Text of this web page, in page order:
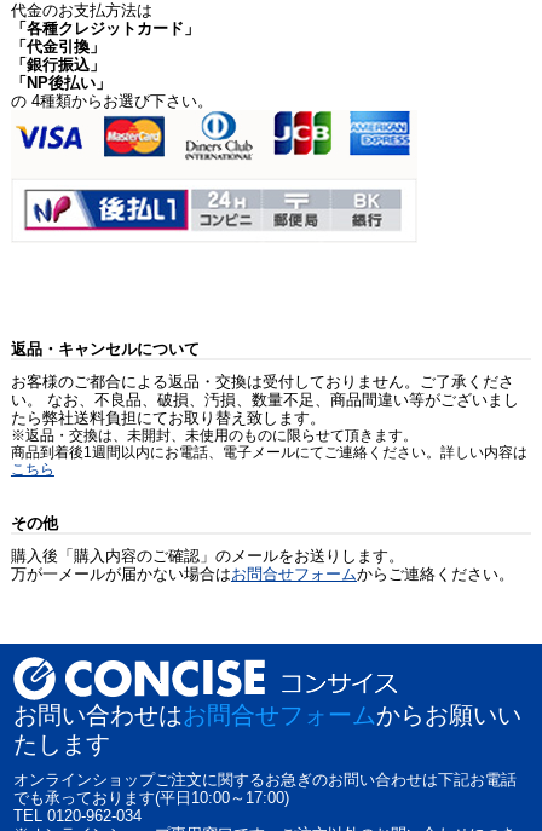
代金のお支払方法は
「各種クレジットカード」
「代金引換」
「銀行振込」
「NP後払い」
の 4種類からお選び下さい。
返品・キャンセルについて
お客様のご都合による返品・交換は受付しておりません。ご了承くださ
い。 なお、不良品、破損、汚損、数量不足、商品間違い等がございまし
たら弊社送料負担にてお取り替え致します。
※返品・交換は、未開封、未使用のものに限らせて頂きます。
商品到着後1週間以内にお電話、電子メールにてご連絡ください。詳しい内容は
こちら
その他
購入後「購入内容のご確認」のメールをお送りします。
万が一メールが届かない場合はお問合せフォームからご連絡ください。
お問い合わせはお問合せフォームからお願いい
たします
オンラインショップご注文に関するお急ぎのお問い合わせは下記お電話
でも承っております(平日10:00～17:00)
TEL 0120-962-034